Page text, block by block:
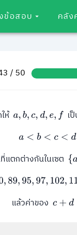
ข้อสอบ คลัง
/ 50
ห้ a,b,c, d,e,f
เ
a<b< c< d<
ตกต่างกันในเซต {a,
,89,95,97,102,
แล้วค่าของ c+d